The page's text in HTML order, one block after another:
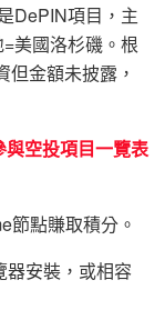
DePIN項目，主
美國洛杉磯。根
但金額未披露，
與空投項目一覽表
節點賺取積分。
器安裝，或相容